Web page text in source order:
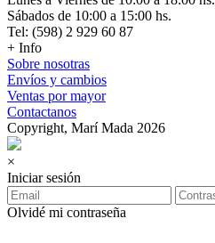
Sábados de 10:00 a 15:00 hs.
Tel: (598) 2 929 60 87
+ Info
Sobre nosotras
Envíos y cambios
Ventas por mayor
Contactanos
Copyright, Marí Mada 2026
×
Iniciar sesión
Olvidé mi contraseña